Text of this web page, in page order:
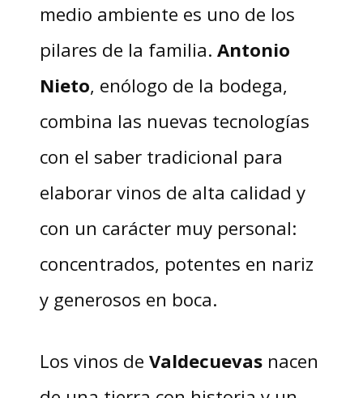
medio ambiente es uno de los
pilares de la familia. Antonio
Nieto, enólogo de la bodega,
combina las nuevas tecnologías
con el saber tradicional para
elaborar vinos de alta calidad y
con un carácter muy personal:
concentrados, potentes en nariz
y generosos en boca.
Los vinos de Valdecuevas nacen